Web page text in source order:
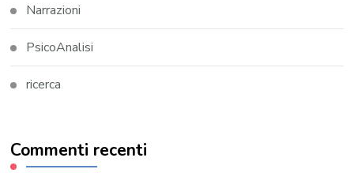
Narrazioni
PsicoAnalisi
ricerca
Commenti recenti